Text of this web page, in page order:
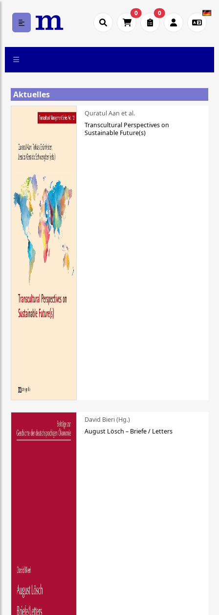
0 0
Aktuelles
Quratul Aan et al.
Transcultural Perspectives on
Sustainable Future(s)
David Bieri (Hg.)
August Lösch – Briefe / Letters